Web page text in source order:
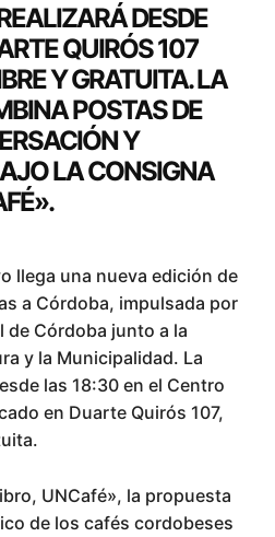
DESDE
QUIRÓS 107
Y GRATUITA. LA
POSTAS DE
Y
LA CONSIGNA
llega una nueva edición de
a Córdoba, impulsada por
de Córdoba junto a la
y la Municipalidad. La
las 18:30 en el Centro
en Duarte Quirós 107,
UNCafé», la propuesta
de los cafés cordobeses